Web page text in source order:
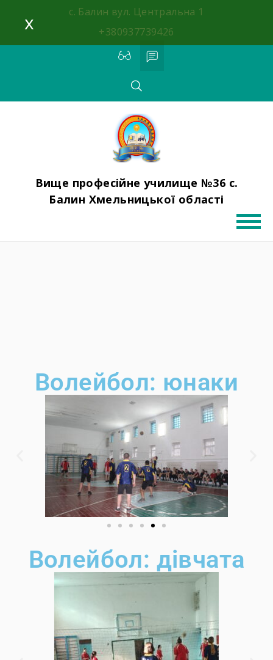
с. Балин вул. Центральна 1
+380937739426
Вище професійне училище №36 с.
Балин Хмельницької області
Волейбол: юнаки
Волейбол: дівчата
x